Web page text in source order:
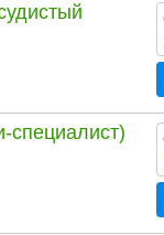
специалист)